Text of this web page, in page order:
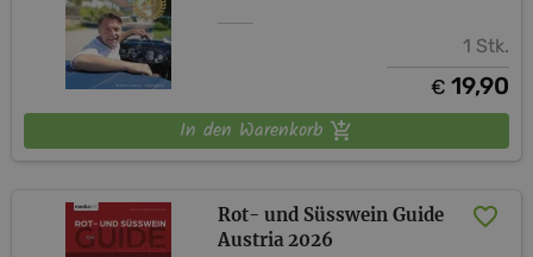
1 Stk.
€ 19,90
In den Warenkorb
Rot- und Süsswein Guide
Austria 2026